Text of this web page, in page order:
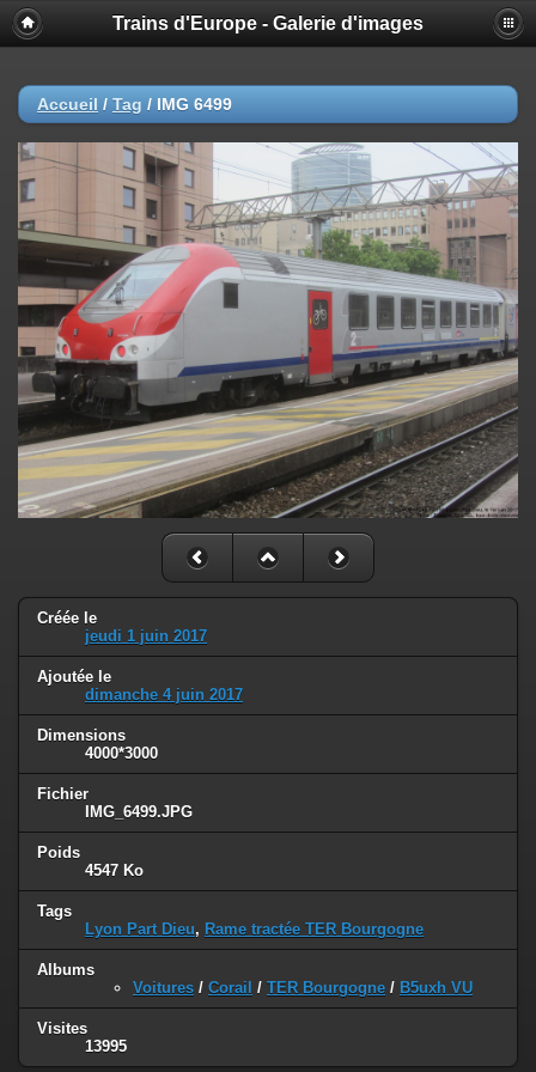
Trains d'Europe - Galerie d'images
Accueil / Tag / IMG 6499
Créée le
jeudi 1 juin 2017
Ajoutée le
dimanche 4 juin 2017
Dimensions
4000*3000
Fichier
IMG_6499.JPG
Poids
4547 Ko
Tags
Lyon Part Dieu, Rame tractée TER Bourgogne
Albums
Voitures / Corail / TER Bourgogne / B5uxh VU
Visites
13995